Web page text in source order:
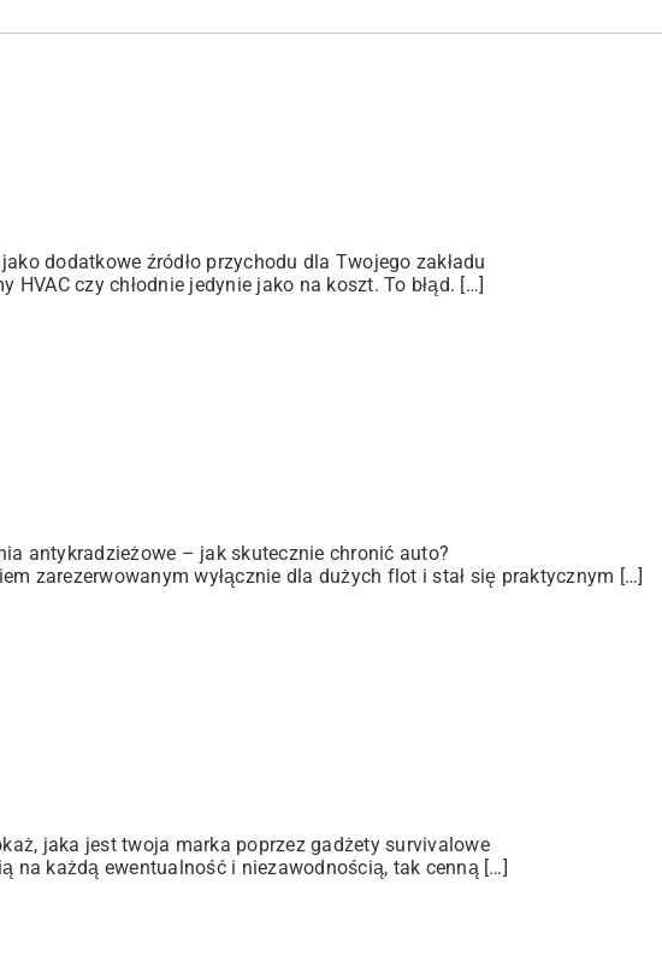
dodatkowe źródło przychodu dla Twojego zakładu
czy chłodnie jedynie jako na koszt. To błąd. […]
antykradzieżowe – jak skutecznie chronić auto?
zarezerwowanym wyłącznie dla dużych flot i stał się praktycznym […]
jaka jest twoja marka poprzez gadżety survivalowe
na każdą ewentualność i niezawodnością, tak cenną […]